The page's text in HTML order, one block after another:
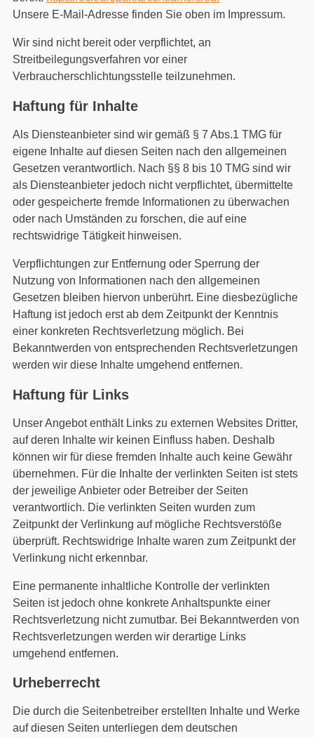
Unsere E-Mail-Adresse finden Sie oben im Impressum.
Wir sind nicht bereit oder verpflichtet, an
Streitbeilegungsverfahren vor einer
Verbraucherschlichtungsstelle teilzunehmen.
Haftung für Inhalte
Als Diensteanbieter sind wir gemäß § 7 Abs.1 TMG für
eigene Inhalte auf diesen Seiten nach den allgemeinen
Gesetzen verantwortlich. Nach §§ 8 bis 10 TMG sind wir
als Diensteanbieter jedoch nicht verpflichtet, übermittelte
oder gespeicherte fremde Informationen zu überwachen
oder nach Umständen zu forschen, die auf eine
rechtswidrige Tätigkeit hinweisen.
Verpflichtungen zur Entfernung oder Sperrung der
Nutzung von Informationen nach den allgemeinen
Gesetzen bleiben hiervon unberührt. Eine diesbezügliche
Haftung ist jedoch erst ab dem Zeitpunkt der Kenntnis
einer konkreten Rechtsverletzung möglich. Bei
Bekanntwerden von entsprechenden Rechtsverletzungen
werden wir diese Inhalte umgehend entfernen.
Haftung für Links
Unser Angebot enthält Links zu externen Websites Dritter,
auf deren Inhalte wir keinen Einfluss haben. Deshalb
können wir für diese fremden Inhalte auch keine Gewähr
übernehmen. Für die Inhalte der verlinkten Seiten ist stets
der jeweilige Anbieter oder Betreiber der Seiten
verantwortlich. Die verlinkten Seiten wurden zum
Zeitpunkt der Verlinkung auf mögliche Rechtsverstöße
überprüft. Rechtswidrige Inhalte waren zum Zeitpunkt der
Verlinkung nicht erkennbar.
Eine permanente inhaltliche Kontrolle der verlinkten
Seiten ist jedoch ohne konkrete Anhaltspunkte einer
Rechtsverletzung nicht zumutbar. Bei Bekanntwerden von
Rechtsverletzungen werden wir derartige Links
umgehend entfernen.
Urheberrecht
Die durch die Seitenbetreiber erstellten Inhalte und Werke
auf diesen Seiten unterliegen dem deutschen